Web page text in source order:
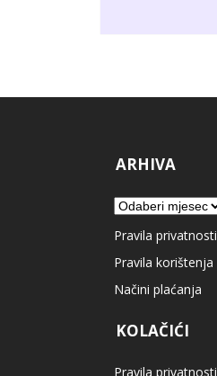
ARHIVA
Arhiva
Pravila privatnosti
Pravila korištenja
Načini plaćanja
KOLAČIĆI
Pravila privatnosti